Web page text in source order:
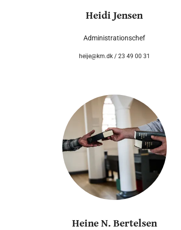
Heidi Jensen
Administrationschef
heije@km.dk / 23 49 00 31
Heine N. Bertelsen